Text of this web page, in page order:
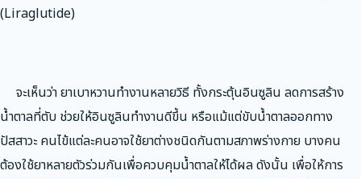
(Liraglutide)
จะเห็นว่า ยาเบาหวานทำงานหลายวิธี ทั้งกระตุ้นอินซูลิน ลดการสร้าง
น้ำตาลที่ตับ ช่วยให้อินซูลินทำงานดีขึ้น หรือแม้แต่ขับน้ำตาลออกทาง
ปัสสาวะ คนไข้แต่ละคนอาจใช้ยาต่างชนิดกันตามสภาพร่างกาย บางคน
ต้องใช้ยาหลายตัวร่วมกันเพื่อควบคุมน้ำตาลให้ได้ผล ดังนั้น เพื่อให้การ